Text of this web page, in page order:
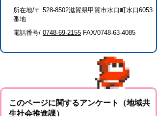
所在地/〒 528-8502滋賀県甲賀市水口町水口6053
番地
電話番号/ 0748-69-2155 FAX/0748-63-4085
このページに関するアンケート（地域共
生社会推進課）